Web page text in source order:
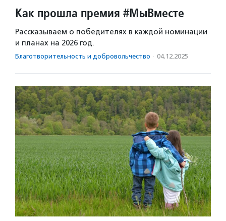
Как прошла премия #МыВместе
Рассказываем о победителях в каждой номинации
и планах на 2026 год.
Благотвори­тель­ность и доброволь­чест­во · 04.12.2025